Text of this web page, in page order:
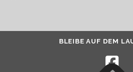
BLEIBE AUF DEM